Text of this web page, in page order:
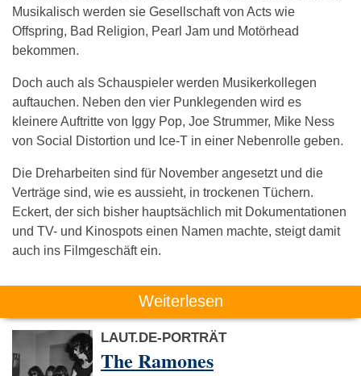
Musikalisch werden sie Gesellschaft von Acts wie
Offspring, Bad Religion, Pearl Jam und Motörhead
bekommen.
Doch auch als Schauspieler werden Musikerkollegen
auftauchen. Neben den vier Punklegenden wird es
kleinere Auftritte von Iggy Pop, Joe Strummer, Mike Ness
von Social Distortion und Ice-T in einer Nebenrolle geben.
Die Dreharbeiten sind für November angesetzt und die
Verträge sind, wie es aussieht, in trockenen Tüchern.
Eckert, der sich bisher hauptsächlich mit Dokumentationen
und TV- und Kinospots einen Namen machte, steigt damit
auch ins Filmgeschäft ein.
Weiterlesen
LAUT.DE-PORTRÄT
The Ramones